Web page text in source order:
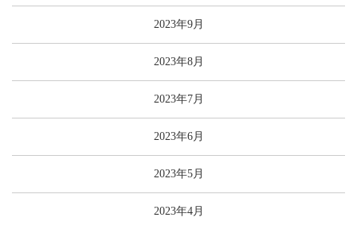
2023年9月
2023年8月
2023年7月
2023年6月
2023年5月
2023年4月